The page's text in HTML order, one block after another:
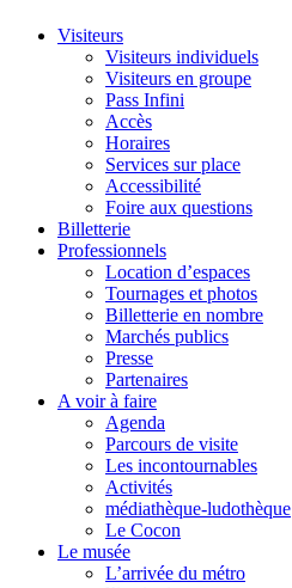
Visiteurs
Visiteurs individuels
Visiteurs en groupe
Pass Infini
Accès
Horaires
Services sur place
Accessibilité
Foire aux questions
Billetterie
Professionnels
Location d’espaces
Tournages et photos
Billetterie en nombre
Marchés publics
Presse
Partenaires
A voir à faire
Agenda
Parcours de visite
Les incontournables
Activités
médiathèque-ludothèque
Le Cocon
Le musée
L’arrivée du métro